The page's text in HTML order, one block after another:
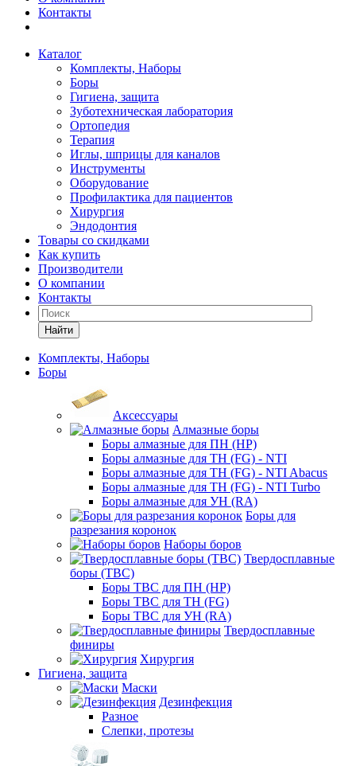
Контакты
Каталог
Комплекты, Наборы
Боры
Гигиена, защита
Зуботехническая лаборатория
Ортопедия
Терапия
Иглы, шприцы для каналов
Инструменты
Оборудование
Профилактика для пациентов
Хирургия
Эндодонтия
Товары со скидками
Как купить
Производители
О компании
Контакты
Найти
Комплекты, Наборы
Боры
Аксессуары
Алмазные боры
Боры алмазные для ПН (HP)
Боры алмазные для ТН (FG) - NTI
Боры алмазные для ТН (FG) - NTI Abacus
Боры алмазные для ТН (FG) - NTI Turbo
Боры алмазные для УН (RA)
Боры для
разрезания коронок
Наборы боров
Твердосплавные
боры (ТВС)
Боры ТВС для ПН (HP)
Боры ТВС для ТН (FG)
Боры ТВС для УН (RA)
Твердосплавные
финиры
Хирургия
Гигиена, защита
Маски
Дезинфекция
Разное
Слепки, протезы